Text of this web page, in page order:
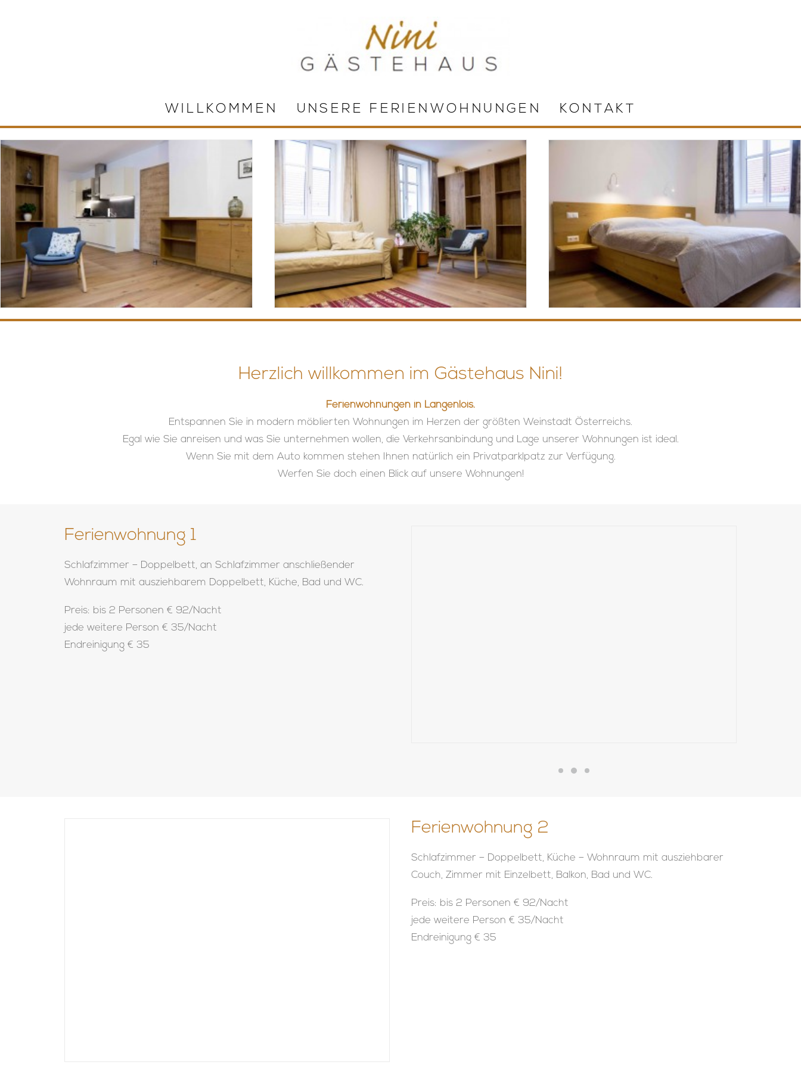
WILLKOMMEN UNSERE FERIENWOHNUNGEN KONTAKT
Herzlich willkommen im Gästehaus Nini!
Ferienwohnungen in Langenlois.
Entspannen Sie in modern möblierten Wohnungen im Herzen der größten Weinstadt Österreichs.
Egal wie Sie anreisen und was Sie unternehmen wollen, die Verkehrsanbindung und Lage unserer Wohnungen ist ideal.
Wenn Sie mit dem Auto kommen stehen Ihnen natürlich ein Privatparklpatz zur Verfügung.
Werfen Sie doch einen Blick auf unsere Wohnungen!
Ferienwohnung 1
Schlafzimmer – Doppelbett, an Schlafzimmer anschließender
Wohnraum mit ausziehbarem Doppelbett, Küche, Bad und WC.
Preis: bis 2 Personen € 92/Nacht
jede weitere Person € 35/Nacht
Endreinigung € 35
Ferienwohnung 2
Schlafzimmer – Doppelbett, Küche – Wohnraum mit ausziehbarer
Couch, Zimmer mit Einzelbett, Balkon, Bad und WC.
Preis: bis 2 Personen € 92/Nacht
jede weitere Person € 35/Nacht
Endreinigung € 35